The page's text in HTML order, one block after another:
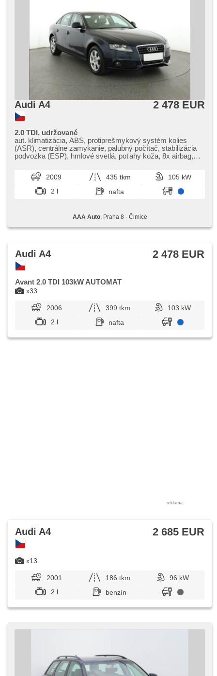
Audi A4 2 478 EUR
2.0 TDI, udržované
aut. klimatizácia, ABS, protiprešmykový systém kolies
(ASR), centrálne zamykanie, palubný počítač, stabilizácia
podvozka (ESP), hmlové svetlá, poťahy koža, 8x airbag,
manuálna prevodovka
2009 435 tkm
105 kW
2 l
nafta
AAA Auto, Praha 8 - Čimice
x33
Audi A4 2 478 EUR
Avant 2.0 TDI 103kW AUTOMAT
2006 399 tkm
103 kW
2 l
nafta
reklama
x13
Audi A4 2 685 EUR
2001 186 tkm
96 kW
2 l
benzín